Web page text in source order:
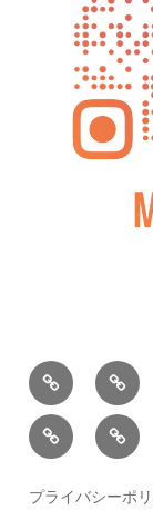
BLOG
教
室
の
ご
案
松
屋
座
小
松
総
プライバシーポ